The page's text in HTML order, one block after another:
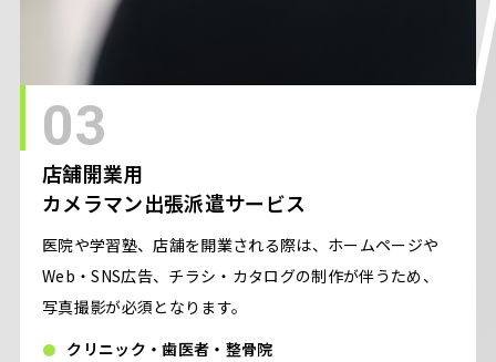
03
店舗開業用
カメラマン出張派遣サービス
医院や学習塾、店舗を開業される際は、ホームページや
Web・SNS広告、チラシ・カタログの制作が伴うため、
写真撮影が必須となります。
クリニック・歯医者・整骨院